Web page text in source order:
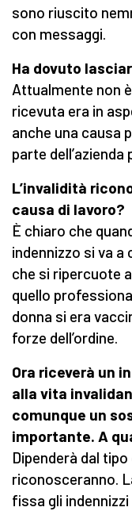
sono riuscito
con messaggi.
Ha dovuto
Attualmente non
ricevuta era in
anche una causa
parte dell’azienda
L’invalidità
causa di lavoro?
È chiaro che
indennizzo si va a
che si ripercuote
quello
donna si era
forze dell’ordine.
Ora riceverà un
alla vita
comunque un
importante. A
Dipenderà dal
riconosceranno.
fissa gli